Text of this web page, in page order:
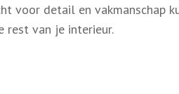
voor detail en vakmanschap
rest van je interieur.